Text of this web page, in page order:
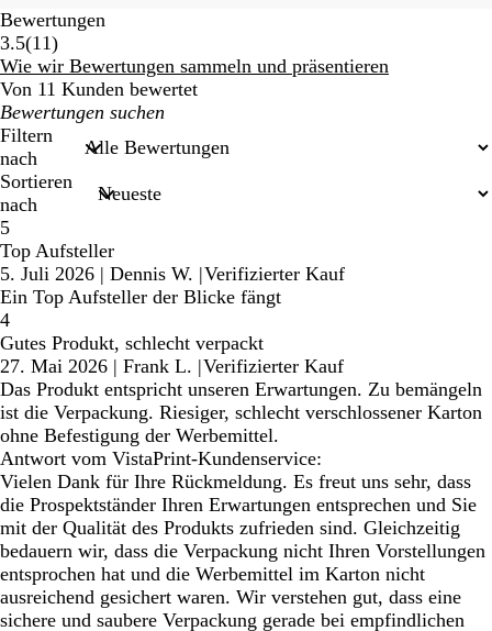
Bewertungen
3.5(1111
Bewertungen
)
Wie wir Bewertungen sammeln und präsentieren
Von 11 Kunden bewertet
Meine
Sucheingaben
Filtern
nach
Sortieren
nach
5
Top Aufsteller
5. Juli 2026 | Dennis W. |Verifizierter Kauf
Ein Top Aufsteller der Blicke fängt
4
Gutes Produkt, schlecht verpackt
27. Mai 2026 | Frank L. |Verifizierter Kauf
Das Produkt entspricht unseren Erwartungen. Zu bemängeln
ist die Verpackung. Riesiger, schlecht verschlossener Karton
ohne Befestigung der Werbemittel.
Antwort vom VistaPrint-Kundenservice:
Vielen Dank für Ihre Rückmeldung. Es freut uns sehr, dass
die Prospektständer Ihren Erwartungen entsprechen und Sie
mit der Qualität des Produkts zufrieden sind. Gleichzeitig
bedauern wir, dass die Verpackung nicht Ihren Vorstellungen
entsprochen hat und die Werbemittel im Karton nicht
ausreichend gesichert waren. Wir verstehen gut, dass eine
sichere und saubere Verpackung gerade bei empfindlichen